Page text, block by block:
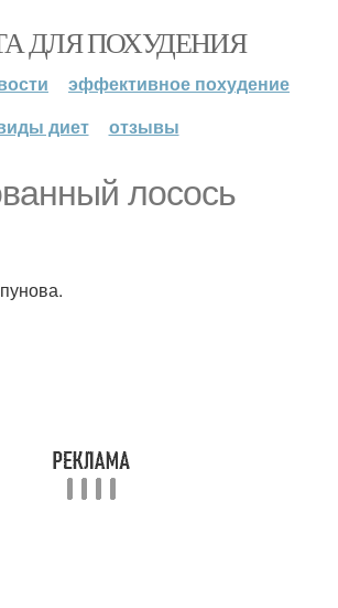
ДЛЯ ПОХУДЕНИЯ
эффективное похудение
диет
отзывы
лосось